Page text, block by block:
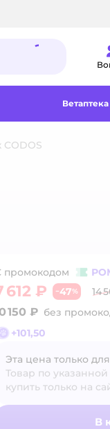
Ветаптека
промокодом
612 ₽ −47% 14
150 ₽ без
+101,50
Эта цена только
Товар по
купить только на
В